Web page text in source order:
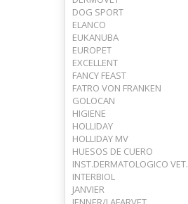
DOG SPORT
ELANCO
EUKANUBA
EUROPET
EXCELLENT
FANCY FEAST
FATRO VON FRANKEN
GOLOCAN
HIGIENE
HOLLIDAY
HOLLIDAY MV
HUESOS DE CUERO
INST.DERMATOLOGICO VET.
INTERBIOL
JANVIER